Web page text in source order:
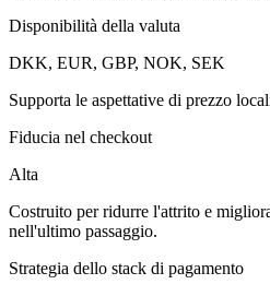
Disponibilità della valuta
DKK, EUR, GBP, NOK, SEK
Supporta le aspettative di prezzo
Fiducia nel checkout
Alta
Costruito per ridurre l'attrito e
nell'ultimo passaggio.
Strategia dello stack di pagamento